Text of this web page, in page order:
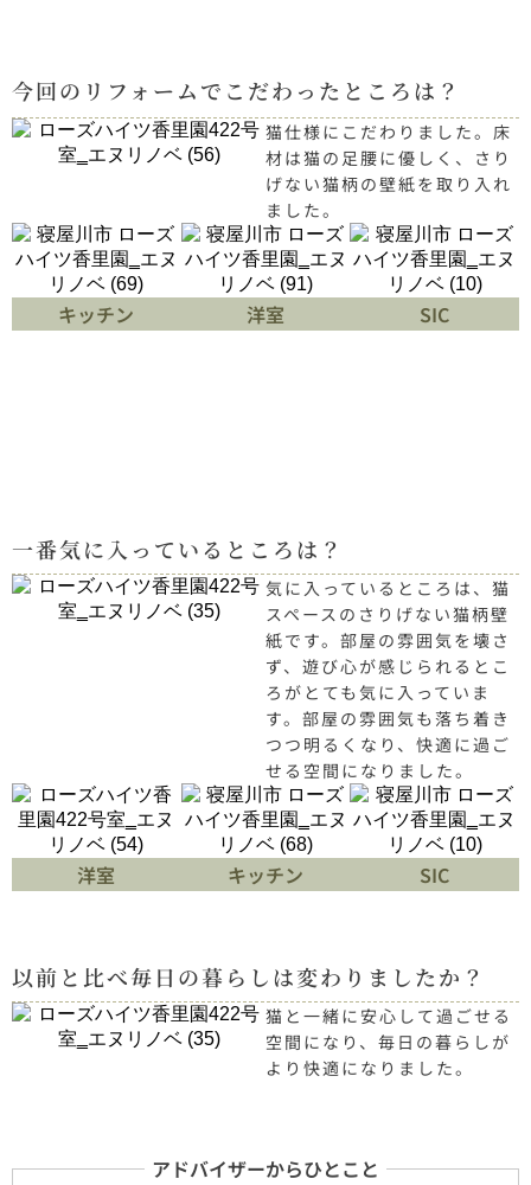
今回のリフォームでこだわったところは？
猫仕様にこだわりました。床
材は猫の足腰に優しく、さり
げない猫柄の壁紙を取り入れ
ました。
キッチン 洋室 SIC
一番気に入っているところは？
気に入っているところは、猫
スペースのさりげない猫柄壁
紙です。部屋の雰囲気を壊さ
ず、遊び心が感じられるとこ
ろがとても気に入っていま
す。部屋の雰囲気も落ち着き
つつ明るくなり、快適に過ご
せる空間になりました。
洋室 キッチン SIC
以前と比べ毎日の暮らしは変わりましたか？
猫と一緒に安心して過ごせる
空間になり、毎日の暮らしが
より快適になりました。
アドバイザーからひとこと